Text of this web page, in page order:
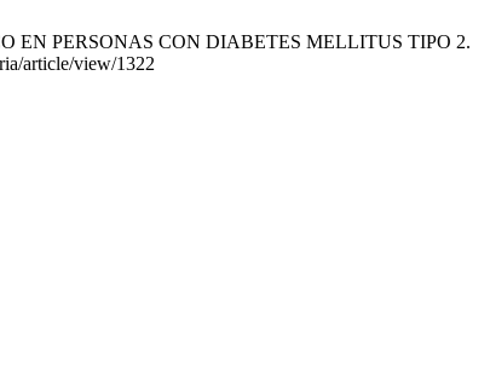
EN PERSONAS CON DIABETES MELLITUS TIPO 2.
article/view/1322